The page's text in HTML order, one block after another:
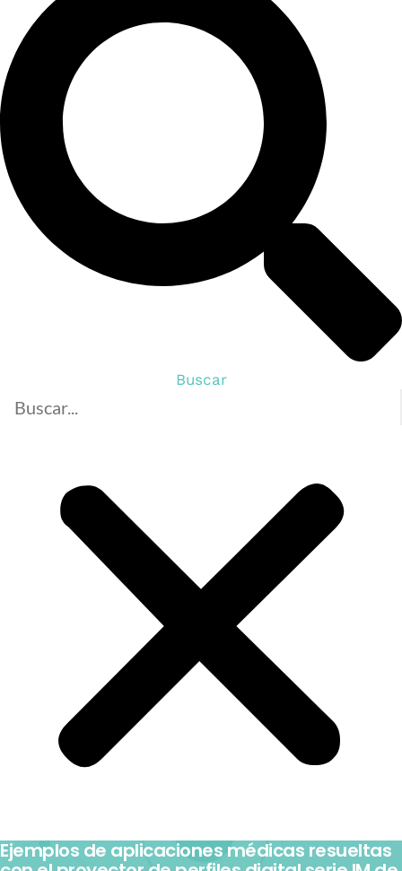
Buscar
Ejemplos de aplicaciones médicas resueltas